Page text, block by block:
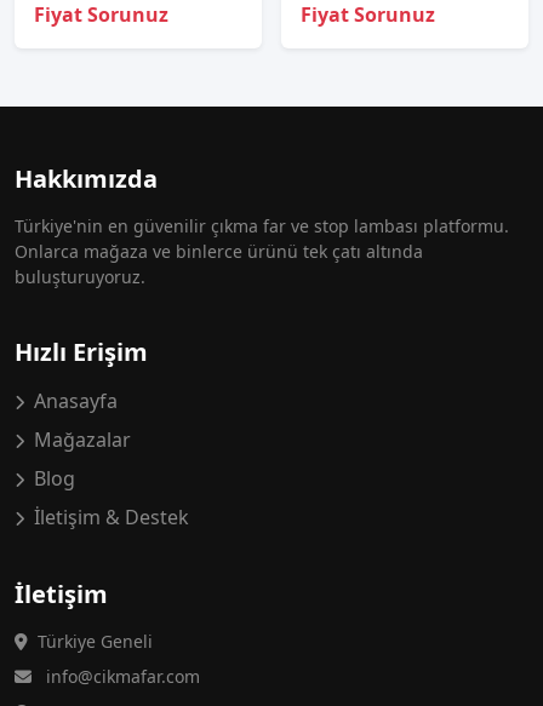
Fiyat Sorunuz Fiyat Sorunuz
Hakkımızda
Türkiye'nin en güvenilir çıkma far ve stop lambası platformu.
Onlarca mağaza ve binlerce ürünü tek çatı altında
buluşturuyoruz.
Hızlı Erişim
Anasayfa
Mağazalar
Blog
İletişim & Destek
İletişim
Türkiye Geneli
info@cikmafar.com